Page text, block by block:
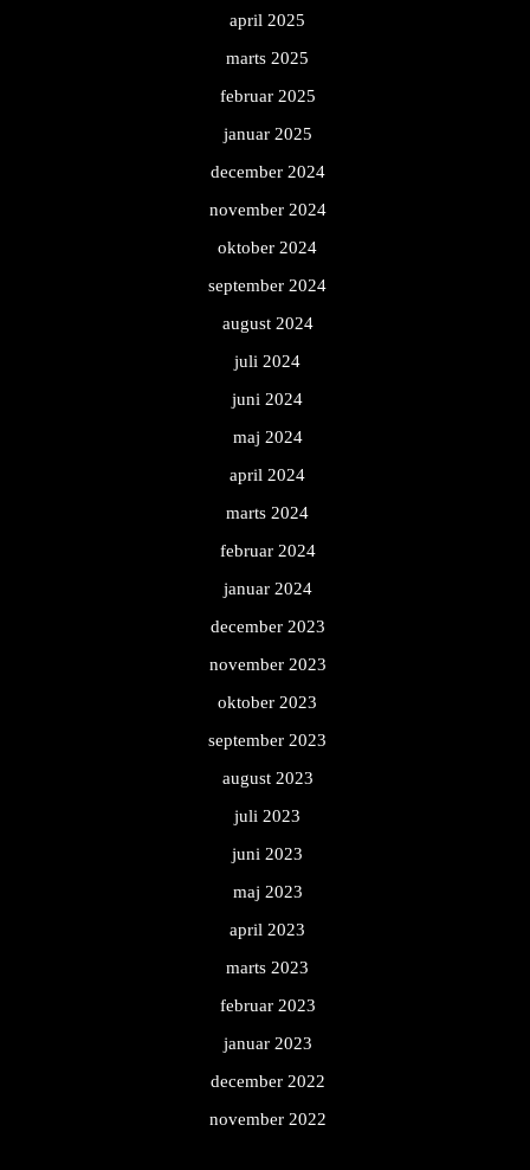
april 2025
marts 2025
februar 2025
januar 2025
december 2024
november 2024
oktober 2024
september 2024
august 2024
juli 2024
juni 2024
maj 2024
april 2024
marts 2024
februar 2024
januar 2024
december 2023
november 2023
oktober 2023
september 2023
august 2023
juli 2023
juni 2023
maj 2023
april 2023
marts 2023
februar 2023
januar 2023
december 2022
november 2022